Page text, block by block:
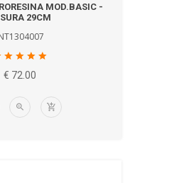
MOD.BASIC -
29CM
€ 72.00